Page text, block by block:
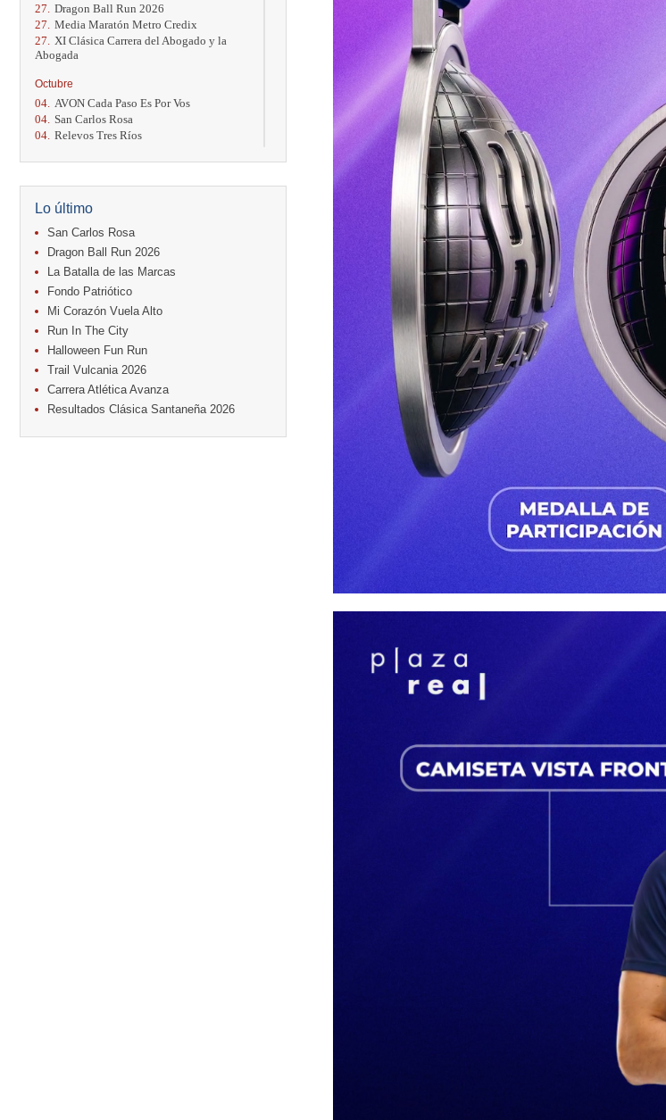
27. Dragon Ball Run 2026
27. Media Maratón Metro Credix
27.
XI Clásica Carrera del Abogado y la
Abogada
Octubre
04. AVON Cada Paso Es Por Vos
04. San Carlos Rosa
04. Relevos Tres Ríos
17. Caribe Paradise Run
Casa Turire Trail Run
18. Warriors Run Circuit
18. Samsung Jacó Beach Half Marathon
2026
KRun by Under Armour
25. Run Alajuela
31. Halloween Fun Run
15. Entre Pan y Rosas
Diciembre
06. Trail Vulcania 2026
Lo último
San Carlos Rosa
Dragon Ball Run 2026
La Batalla de las Marcas
Fondo Patriótico
Mi Corazón Vuela Alto
Run In The City
Halloween Fun Run
Trail Vulcania 2026
Carrera Atlética Avanza
Resultados Clásica Santaneña 2026